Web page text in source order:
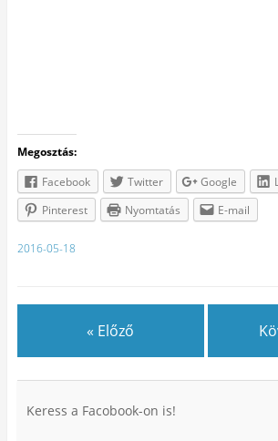
Megosztás:
Facebook
Twitter Google
Pinterest
Nyomtatás E-mail
2016-05-18
« Előző
Keress a Facobook-on is!